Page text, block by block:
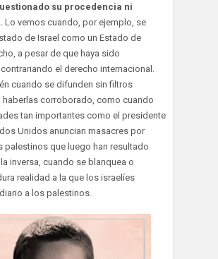
su procedencia ni
Lo vemos cuando, por ejemplo, se
de Israel como un Estado de
a pesar de que haya sido
el derecho internacional.
cuando se difunden sin filtros
haberlas corroborado, como cuando
tan importantes como el presidente
Unidos anuncian masacres por
palestinos que luego han resultado
inversa, cuando se blanquea o
realidad a la que los israelíes
a los palestinos.